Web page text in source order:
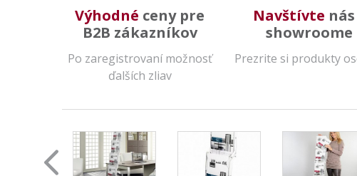
Výhodné ceny pre
B2B zákazníkov
Po zaregistrovaní možnosť
ďalších zliav
Navštívte
showroome
Prezrite si produkty